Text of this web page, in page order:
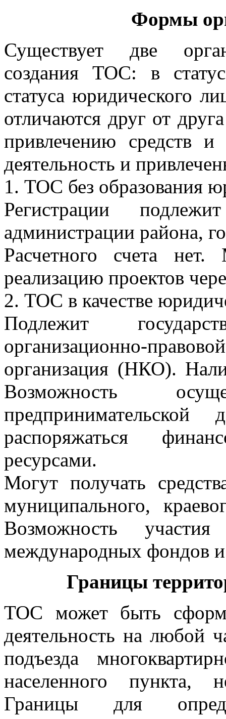
Формы
Существует две
создания ТОС: в
статуса юридического
отличаются друг от
привлечению средств
деятельность и
1. ТОС без образования
Регистрации
администрации района,
Расчетного счета
реализацию проектов
2. ТОС в качестве
Подлежит
организационно-
организация (НКО).
Возможность
предпринимательской
распоряжаться
ресурсами.
Могут получать
муниципального,
Возможность
международных фондов и
Границы
ТОС может быть
деятельность на любой
подъезда
населенного пункта,
Границы для